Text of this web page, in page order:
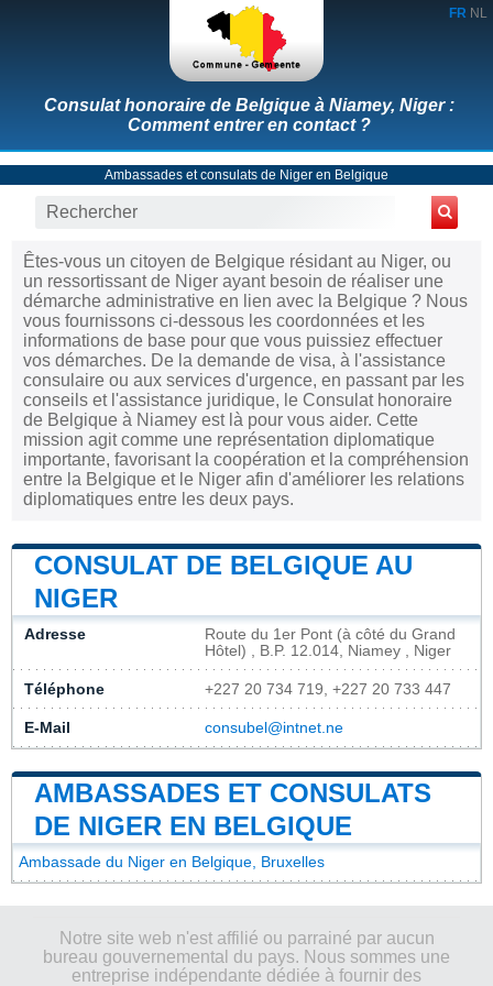
FR NL
Consulat honoraire de Belgique à Niamey, Niger :
Comment entrer en contact ?
Ambassades et consulats de Niger en Belgique
Êtes-vous un citoyen de Belgique résidant au Niger, ou
un ressortissant de Niger ayant besoin de réaliser une
démarche administrative en lien avec la Belgique ? Nous
vous fournissons ci-dessous les coordonnées et les
informations de base pour que vous puissiez effectuer
vos démarches. De la demande de visa, à l'assistance
consulaire ou aux services d'urgence, en passant par les
conseils et l'assistance juridique, le Consulat honoraire
de Belgique à Niamey est là pour vous aider. Cette
mission agit comme une représentation diplomatique
importante, favorisant la coopération et la compréhension
entre la Belgique et le Niger afin d'améliorer les relations
diplomatiques entre les deux pays.
CONSULAT DE BELGIQUE AU
NIGER
Adresse
Route du 1er Pont (à côté du Grand
Hôtel) , B.P. 12.014, Niamey , Niger
Téléphone +227 20 734 719, +227 20 733 447
E-Mail consubel@intnet.ne
AMBASSADES ET CONSULATS
DE NIGER EN BELGIQUE
Ambassade du Niger en Belgique, Bruxelles
Notre site web n'est affilié ou parrainé par aucun
bureau gouvernemental du pays. Nous sommes une
entreprise indépendante dédiée à fournir des